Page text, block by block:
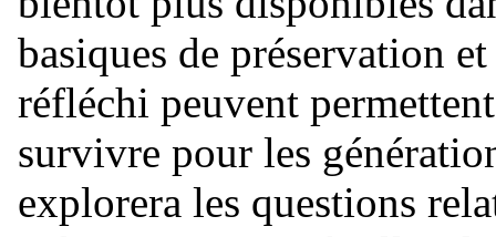
basiques de préservation
réfléchi peuvent
survivre pour les
explorera les questions